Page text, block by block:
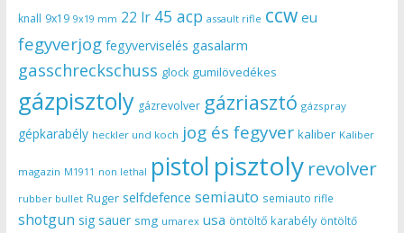
knall 9x19 9x19 mm 22 lr 45 acp assault rifle ccw eu
fegyverjog fegyverviselés gasalarm
gasschreckschuss glock gumilövedékes
gázpisztoly gázrevolver gázriasztó gázspray
gépkarabély heckler und koch jog és fegyver kaliber Kaliber
magazin M1911 non lethal pistol pisztoly revolver
rubber bullet Ruger selfdefence semiauto semiauto rifle
shotgun sig sauer smg umarex usa öntöltő karabély öntöltő